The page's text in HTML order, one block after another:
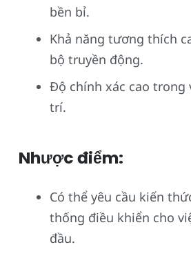
bền bỉ.
Khả năng tương thích
bộ truyền động.
Độ chính xác cao trong
trí.
Nhược điểm:
Có thể yêu cầu kiến
thống điều khiển cho
đầu.